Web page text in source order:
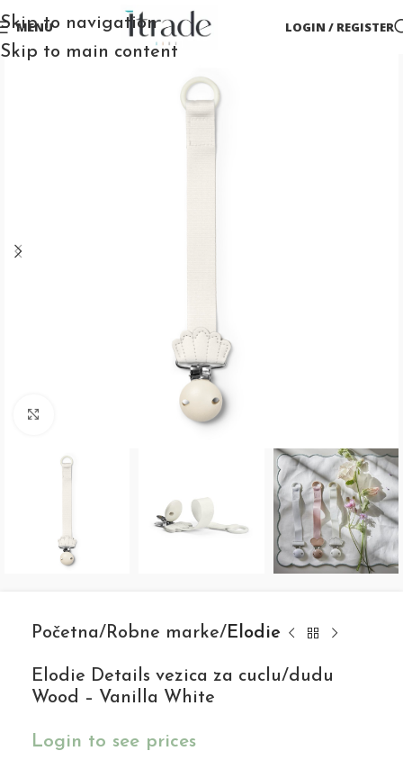
Skip to navigation
Skip to main content
MENU LOGIN / REGISTER
Početna Robne marke Elodie
Elodie Details vezica za cuclu/dudu
Wood – Vanilla White
Login to see prices